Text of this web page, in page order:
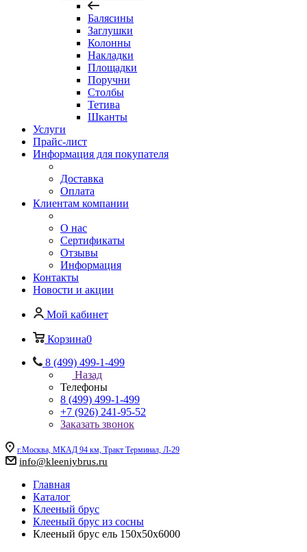
Балясины
Заглушки
Колонны
Накладки
Площадки
Поручни
Столбы
Тетива
Шканты
Услуги
Прайс-лист
Информация для покупателя
Доставка
Оплата
Клиентам компании
О нас
Сертификаты
Отзывы
Информация
Контакты
Новости и акции
Мой кабинет
Корзина0
8 (499) 499-1-499
Назад
Телефоны
8 (499) 499-1-499
+7 (926) 241-95-52
Заказать звонок
г.Москва, МКАД 94 км, Тракт Терминал, Л-29
info@kleeniybrus.ru
Главная
Каталог
Клееный брус
Клееный брус из сосны
Клееный брус ель 150х50х6000